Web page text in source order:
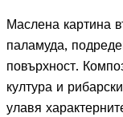
Маслена картина
паламуда,
повърхност.
култура и
улавя